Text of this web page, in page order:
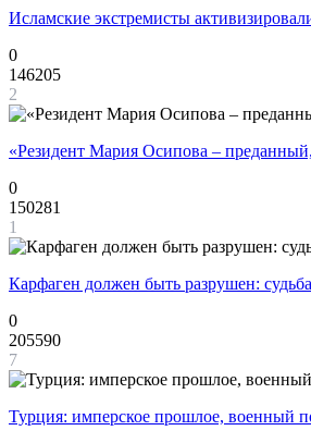
Исламские экстремисты
0
146205
2
«Резидент Мария Осипова –
0
150281
1
Карфаген должен быть разрушен:
0
205590
7
Турция: имперское прошлое, военный